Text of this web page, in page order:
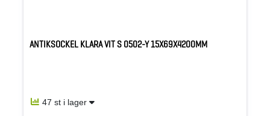
ANTIKSOCKEL KLARA VIT S 0502-Y 15X69X4200MM
47 st i lager